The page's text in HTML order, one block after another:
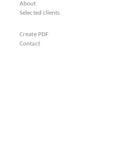
About
Selected clients
Create PDF
Contact